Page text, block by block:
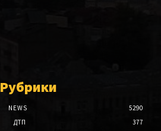
Рубрики
NEWS
5290
ДТП
377